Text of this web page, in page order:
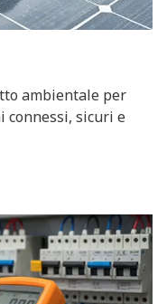
ambientale per
connessi, sicuri e